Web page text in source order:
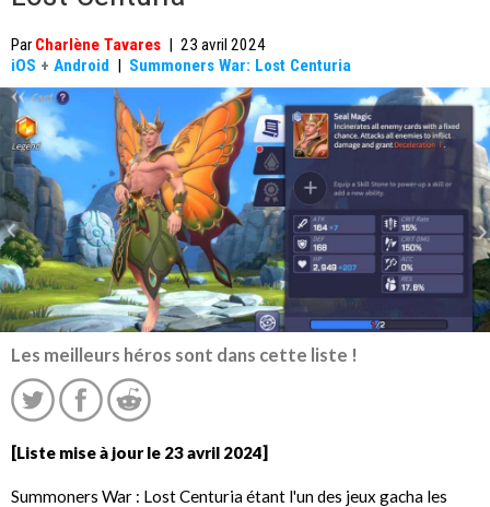
Par Charlène Tavares | 23 avril 2024
iOS + Android | Summoners War: Lost Centuria
Les meilleurs héros sont dans cette liste !
[Liste mise à jour le 23 avril 2024]
Summoners War : Lost Centuria étant l'un des jeux gacha les